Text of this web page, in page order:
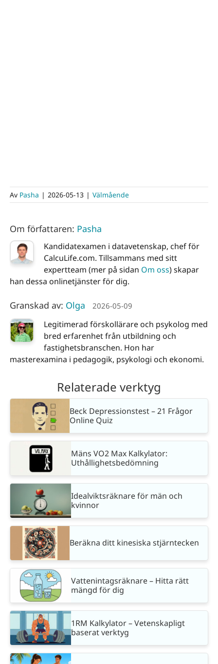
Av Pasha | 2026-05-13 | Välmående
Om författaren: Pasha
Kandidatexamen i datavetenskap, chef för
CalcuLife.com. Tillsammans med sitt
expertteam (mer på sidan Om oss) skapar
han dessa onlinetjänster för dig.
Granskad av: Olga 2026-05-09
Legitimerad förskollärare och psykolog med
bred erfarenhet från utbildning och
fastighetsbranschen. Hon har
masterexamina i pedagogik, psykologi och ekonomi.
Relaterade verktyg
Beck Depressionstest – 21 Frågor
Online Quiz
Mäns VO2 Max Kalkylator:
Uthållighetsbedömning
Idealviktsräknare för män och
kvinnor
Beräkna ditt kinesiska stjärntecken
Vattenintagsräknare – Hitta rätt
mängd för dig
1RM Kalkylator – Vetenskapligt
baserat verktyg